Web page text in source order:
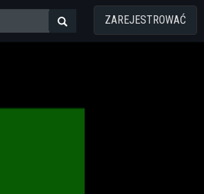
ZAREJESTROWAĆ